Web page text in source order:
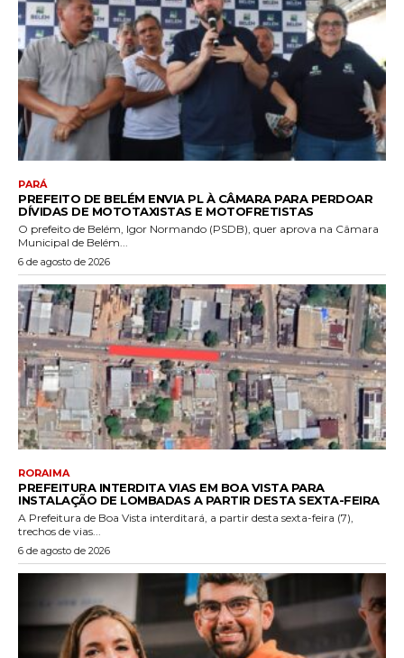
PARÁ
PREFEITO DE BELÉM ENVIA PL À CÂMARA PARA PERDOAR
DÍVIDAS DE MOTOTAXISTAS E MOTOFRETISTAS
O prefeito de Belém, Igor Normando (PSDB), quer aprova na Câmara
Municipal de Belém...
6 de agosto de 2026
RORAIMA
PREFEITURA INTERDITA VIAS EM BOA VISTA PARA
INSTALAÇÃO DE LOMBADAS A PARTIR DESTA SEXTA-FEIRA
A Prefeitura de Boa Vista interditará, a partir desta sexta-feira (7),
trechos de vias...
6 de agosto de 2026